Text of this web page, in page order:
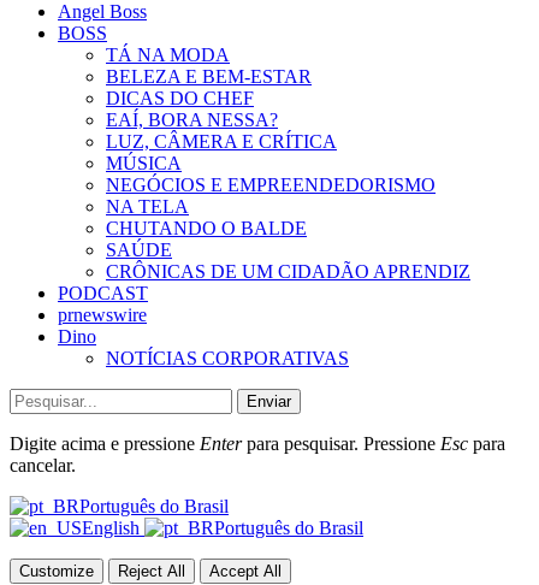
Angel Boss
BOSS
TÁ NA MODA
BELEZA E BEM-ESTAR
DICAS DO CHEF
EAÍ, BORA NESSA?
LUZ, CÂMERA E CRÍTICA
MÚSICA
NEGÓCIOS E EMPREENDEDORISMO
NA TELA
CHUTANDO O BALDE
SAÚDE
CRÔNICAS DE UM CIDADÃO APRENDIZ
PODCAST
prnewswire
Dino
NOTÍCIAS CORPORATIVAS
Enviar
Digite acima e pressione Enterpara pesquisar. Pressione Esc para
cancelar.
Português do Brasil
English
Português do Brasil
Customize Reject All Accept All